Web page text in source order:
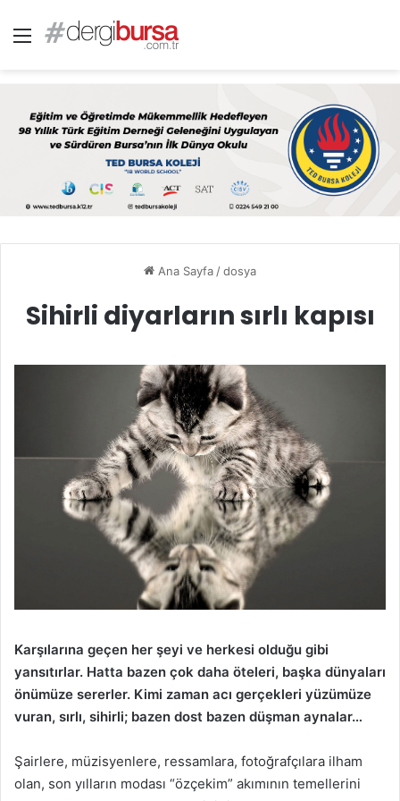
Menü
Ana Sayfa/dosya
Sihirli diyarların sırlı kapısı
Karşılarına geçen her şeyi ve herkesi olduğu gibi
yansıtırlar. Hatta bazen çok daha öteleri, başka dünyaları
önümüze sererler. Kimi zaman acı gerçekleri yüzümüze
vuran, sırlı, sihirli; bazen dost bazen düşman aynalar…
Şairlere, müzisyenlere, ressamlara, fotoğrafçılara ilham
olan, son yılların modası “özçekim” akımının temellerini